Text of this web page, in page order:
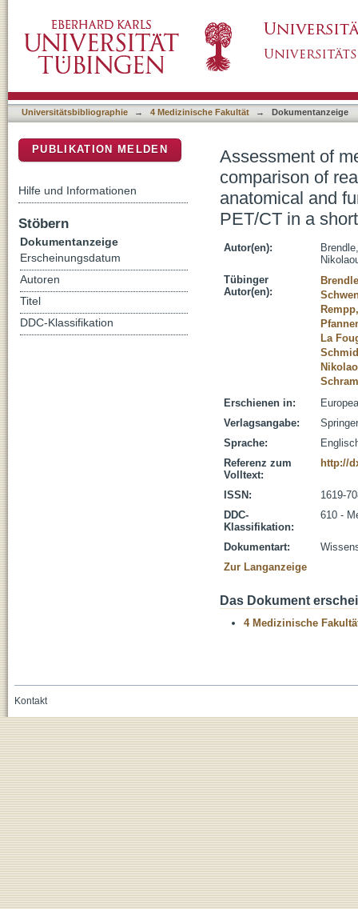
performance using different combinations
PET/MRI and PET/CT in a short case series
Universitätsbibliographie → 4 Medizinische Fakultät → Dokumentanzeige
Assessment of
comparison of
anatomical and
PET/CT in a
Autor(en):
Tübinger
Autor(en):
La
Erschienen in:
Verlagsangabe:
Springer
Sprache:
Referenz zum
Volltext:
http://
ISSN:
1619-
DDC-
Klassifikation:
610 -
Dokumentart:
Zur Langanzeige
Das Dokument
4 Medizinische
PUBLIKATION MELDEN
Hilfe und Informationen
Stöbern
Dokumentanzeige
Erscheinungsdatum
Autoren
Titel
DDC-Klassifikation
Kontakt